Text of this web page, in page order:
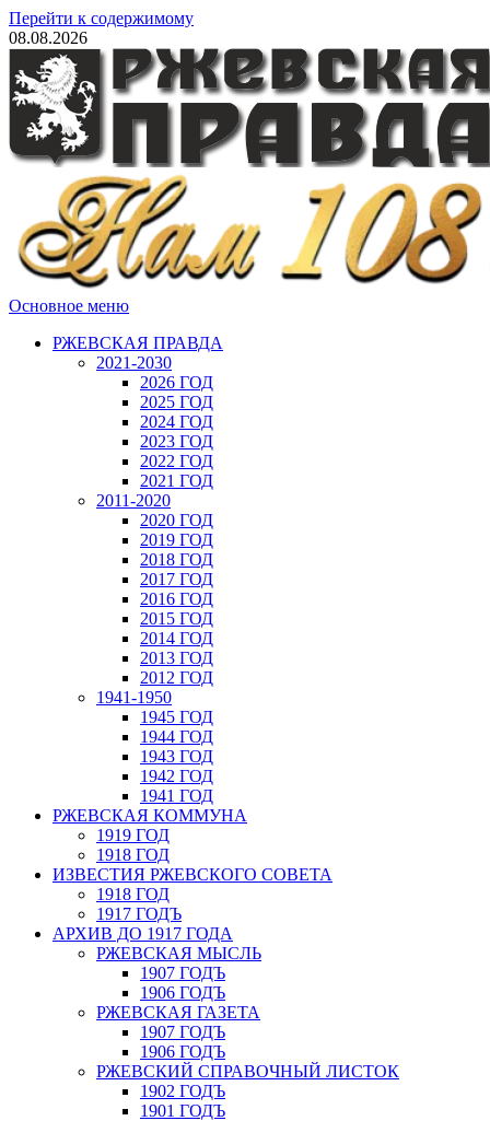
Перейти к содержимому
08.08.2026
Основное меню
РЖЕВСКАЯ ПРАВДА
2021-2030
2026 ГОД
2025 ГОД
2024 ГОД
2023 ГОД
2022 ГОД
2021 ГОД
2011-2020
2020 ГОД
2019 ГОД
2018 ГОД
2017 ГОД
2016 ГОД
2015 ГОД
2014 ГОД
2013 ГОД
2012 ГОД
1941-1950
1945 ГОД
1944 ГОД
1943 ГОД
1942 ГОД
1941 ГОД
РЖЕВСКАЯ КОММУНА
1919 ГОД
1918 ГОД
ИЗВЕСТИЯ РЖЕВСКОГО СОВЕТА
1918 ГОД
1917 ГОДЪ
АРХИВ ДО 1917 ГОДА
РЖЕВСКАЯ МЫСЛЬ
1907 ГОДЪ
1906 ГОДЪ
РЖЕВСКАЯ ГАЗЕТА
1907 ГОДЪ
1906 ГОДЪ
РЖЕВСКИЙ СПРАВОЧНЫЙ ЛИСТОК
1902 ГОДЪ
1901 ГОДЪ